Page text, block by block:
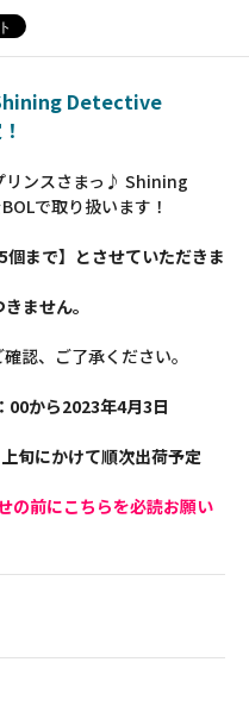
Detective
リンスさまっ♪ Shining
で取り扱います！
まで】とさせていただきま
ません。
認、ご了承ください。
から2023年4月3日
旬にかけて順次出荷予定
の前にこちらを必読お願い